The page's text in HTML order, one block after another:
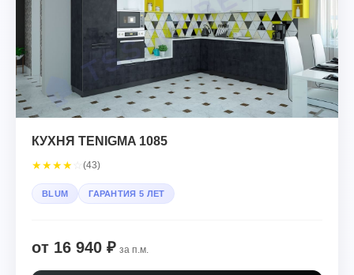
КУХНЯ TENIGMA 1085
★★★★ (43)
BLUM ГАРАНТИЯ 5 ЛЕТ
от 16 940 ₽ за п.м.